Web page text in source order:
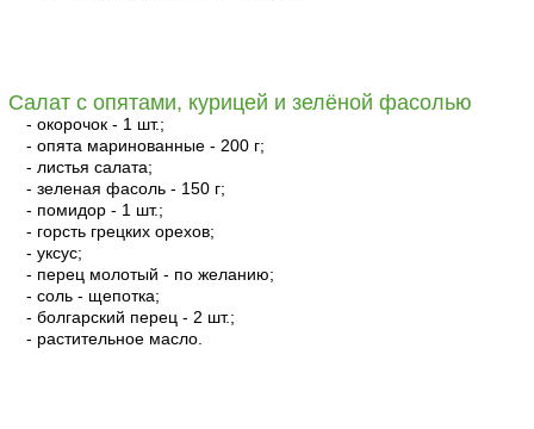
Салат с опятами, курицей и зелёной фасолью
- окорочок - 1 шт.;
- опята маринованные - 200 г;
- листья салата;
- зеленая фасоль - 150 г;
- помидор - 1 шт.;
- горсть грецких орехов;
- уксус;
- перец молотый - по желанию;
- соль - щепотка;
- болгарский перец - 2 шт.;
- растительное масло.